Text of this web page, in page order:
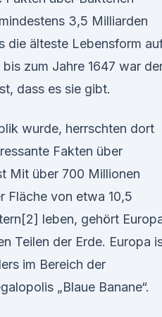
3,5 Milliarden
die älteste Lebensform
zum Jahre 1647 war
dass es sie gibt.
wurde, herrschten dort
Fakten über
Mit über 700 Millionen
Fläche von etwa 10,5
leben, gehört
Teilen der Erde. Europa
im Bereich der
„Blaue Banane“.